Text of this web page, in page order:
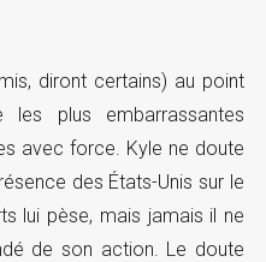
diront certains) au point
plus embarrassantes
avec force. Kyle ne doute
des États-Unis sur le
lui pèse, mais jamais il ne
de son action. Le doute